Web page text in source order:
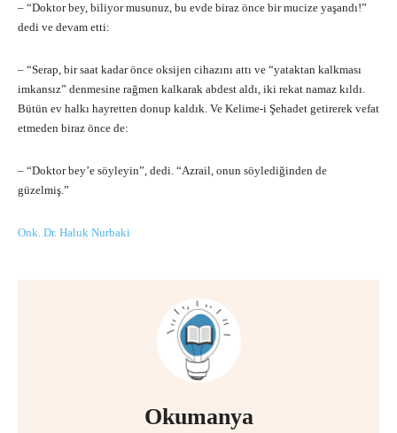
– “Doktor bey, biliyor musunuz, bu evde biraz önce bir mucize yaşandı!”
dedi ve devam etti:
– “Serap, bir saat kadar önce oksijen cihazını attı ve “yataktan kalkması
imkansız” denmesine rağmen kalkarak abdest aldı, iki rekat namaz kıldı.
Bütün ev halkı hayretten donup kaldık. Ve Kelime-i Şehadet getirerek vefat
etmeden biraz önce de:
– “Doktor bey’e söyleyin”, dedi. “Azrail, onun söylediğinden de
güzelmiş.”
Onk. Dr. Haluk Nurbaki
Okumanya